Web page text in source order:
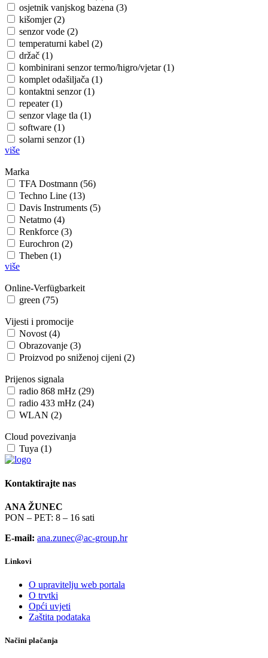
osjetnik vanjskog bazena (3)
kišomjer (2)
senzor vode (2)
temperaturni kabel (2)
držač (1)
kombinirani senzor termo/higro/vjetar (1)
komplet odašiljača (1)
kontaktni senzor (1)
repeater (1)
senzor vlage tla (1)
software (1)
solarni senzor (1)
više
Marka
TFA Dostmann (56)
Techno Line (13)
Davis Instruments (5)
Netatmo (4)
Renkforce (3)
Eurochron (2)
Theben (1)
više
Online-Verfügbarkeit
green (75)
Vijesti i promocije
Novost (4)
Obrazovanje (3)
Proizvod po sniženoj cijeni (2)
Prijenos signala
radio 868 mHz (29)
radio 433 mHz (24)
WLAN (2)
Cloud povezivanja
Tuya (1)
Kontaktirajte nas
ANA ŽUNEC
PON – PET: 8 – 16 sati
E-mail: ana.zunec@ac-group.hr
Linkovi
O upravitelju web portala
O trvtki
Opći uvjeti
Zaštita podataka
Načini plačanja